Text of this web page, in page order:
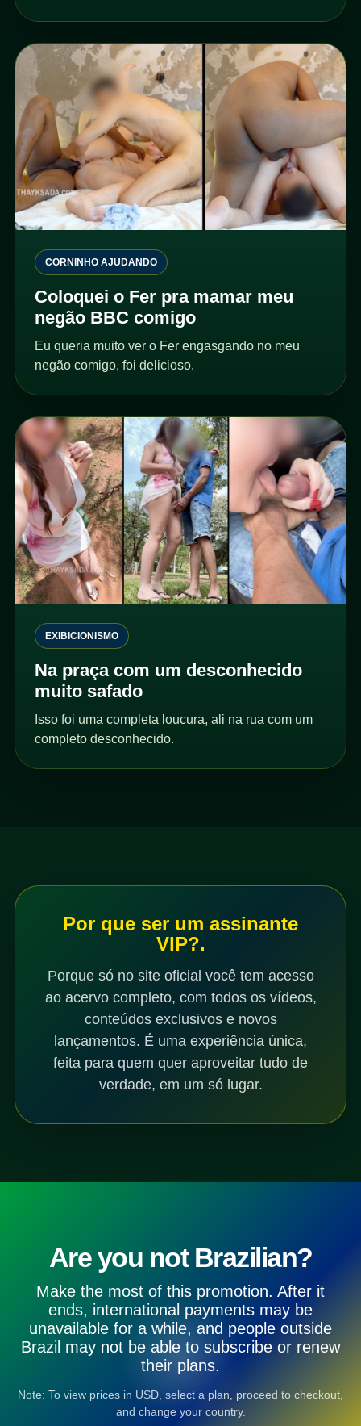
CORNINHO AJUDANDO
Coloquei o Fer pra mamar meu
negão BBC comigo
Eu queria muito ver o Fer engasgando no meu
negão comigo, foi delicioso.
EXIBICIONISMO
Na praça com um desconhecido
muito safado
Isso foi uma completa loucura, ali na rua com um
completo desconhecido.
Por que ser um assinante
VIP?.
Porque só no site oficial você tem acesso
ao acervo completo, com todos os vídeos,
conteúdos exclusivos e novos
lançamentos. É uma experiência única,
feita para quem quer aproveitar tudo de
verdade, em um só lugar.
Are you not Brazilian?
Make the most of this promotion. After it
ends, international payments may be
unavailable for a while, and people outside
Brazil may not be able to subscribe or renew
their plans.
Note: To view prices in USD, select a plan, proceed to checkout,
and change your country.